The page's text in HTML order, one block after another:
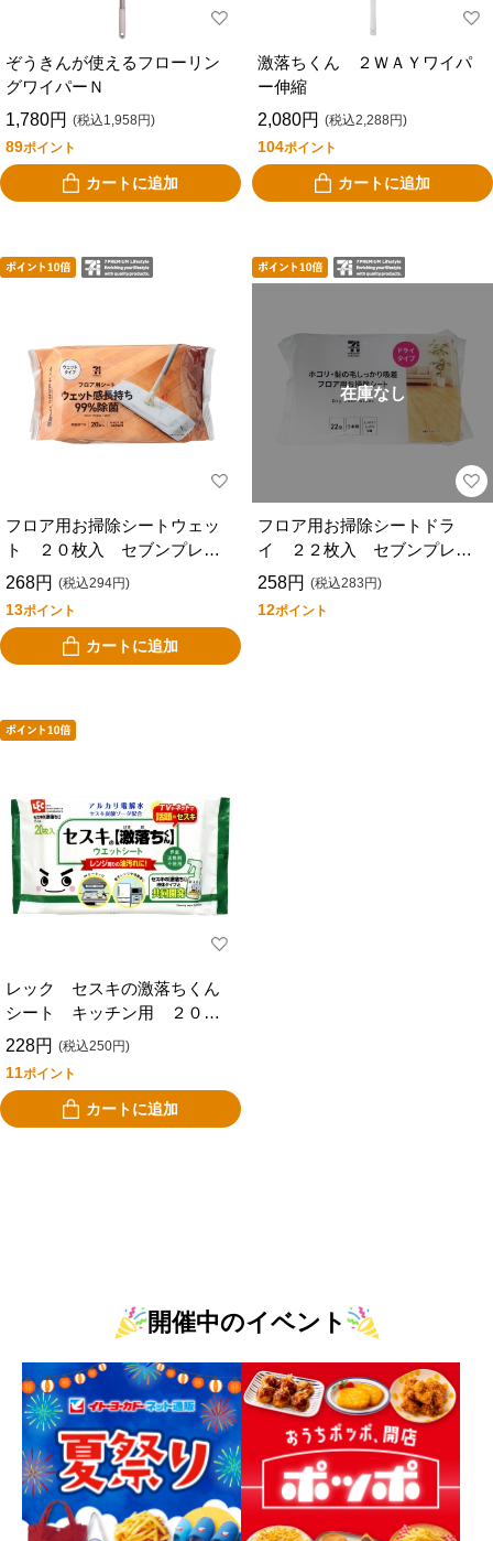
ぞうきんが使えるフローリン
グワイパーＮ
1,780円 (税込1,958円)
89ポイント
カートに追加
激落ちくん ２ＷＡＹワイパ
ー伸縮
2,080円 (税込2,288円)
104ポイント
カートに追加
フロア用お掃除シートウェッ
ト ２０枚入 セブンプレミ
アムライフスタイル
268円 (税込294円)
13ポイント
カートに追加
在庫なし
フロア用お掃除シートドラ
イ ２２枚入 セブンプレミ
アムライフスタイル
258円 (税込283円)
12ポイント
レック セスキの激落ちくん
シート キッチン用 ２０枚
入り
228円 (税込250円)
11ポイント
カートに追加
開催中のイベント